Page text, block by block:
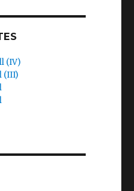
(IV)
(III)